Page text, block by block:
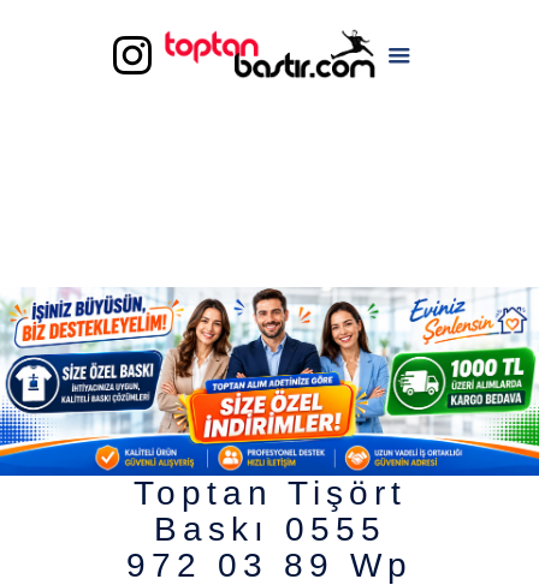
Toptan Tişört
Baskı 0555
972 03 89 Wp